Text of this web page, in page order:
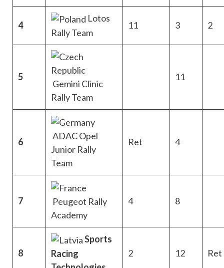
4
Lotos
Rally Team
11 3 2
5
Gemini Clinic
Rally Team
11
6
ADAC Opel
Junior Rally
Team
Ret 4
7
Peugeot Rally
Academy
4 8
8
Sports
Racing
2 12 Ret